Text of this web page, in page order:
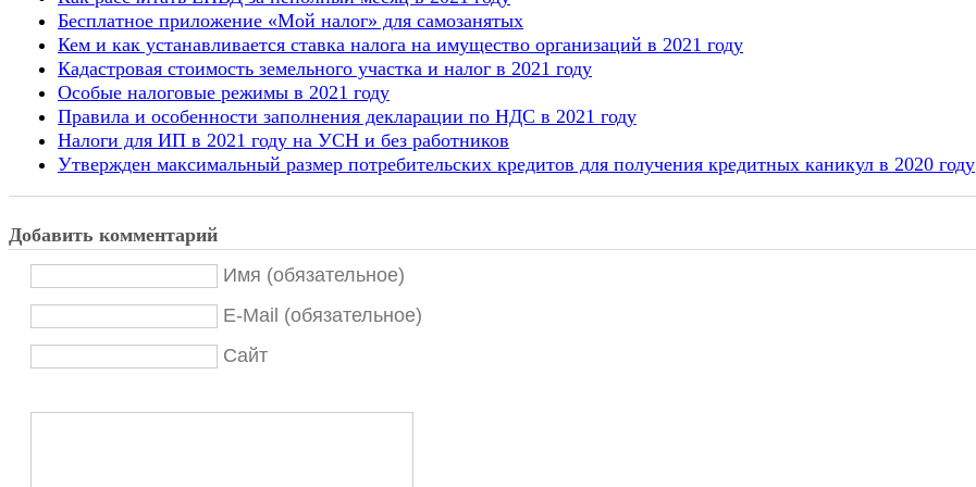
Бесплатное приложение «Мой налог» для самозанятых
Кем и как устанавливается ставка налога на имущество организаций в 2021 году
Кадастровая стоимость земельного участка и налог в 2021 году
Особые налоговые режимы в 2021 году
Правила и особенности заполнения декларации по НДС в 2021 году
Налоги для ИП в 2021 году на УСН и без работников
Утвержден максимальный размер потребительских кредитов для получения кредитных каникул в 2020 году
Добавить комментарий
Имя (обязательное)
E-Mail (обязательное)
Сайт